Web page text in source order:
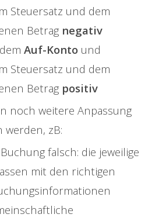
Steuersatz und dem
Betrag negativ
Auf-Konto und
Steuersatz und dem
Betrag positiv
noch weitere Anpassung
werden, zB:
Buchung falsch: die jeweilige
mit den richtigen